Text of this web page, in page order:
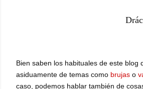
Bien saben los habituales de este blog
asiduamente de temas como brujas o
caso, podemos hablar también de